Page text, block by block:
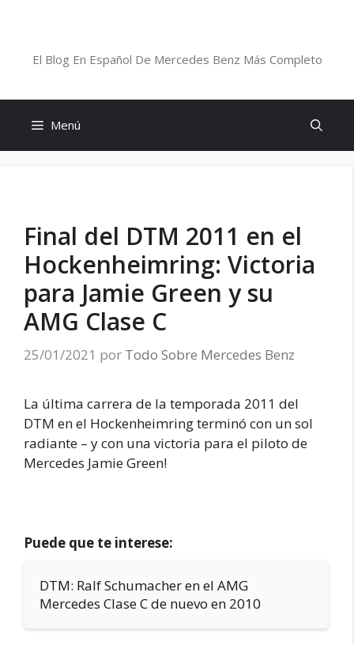
El Blog En Español De Mercedes Benz Más Completo
Menú
Final del DTM 2011 en el
Hockenheimring: Victoria
para Jamie Green y su
AMG Clase C
25/01/2021 por Todo Sobre Mercedes Benz
La última carrera de la temporada 2011 del
DTM en el Hockenheimring terminó con un sol
radiante – y con una victoria para el piloto de
Mercedes Jamie Green!
Puede que te interese:
DTM: Ralf Schumacher en el AMG
Mercedes Clase C de nuevo en 2010